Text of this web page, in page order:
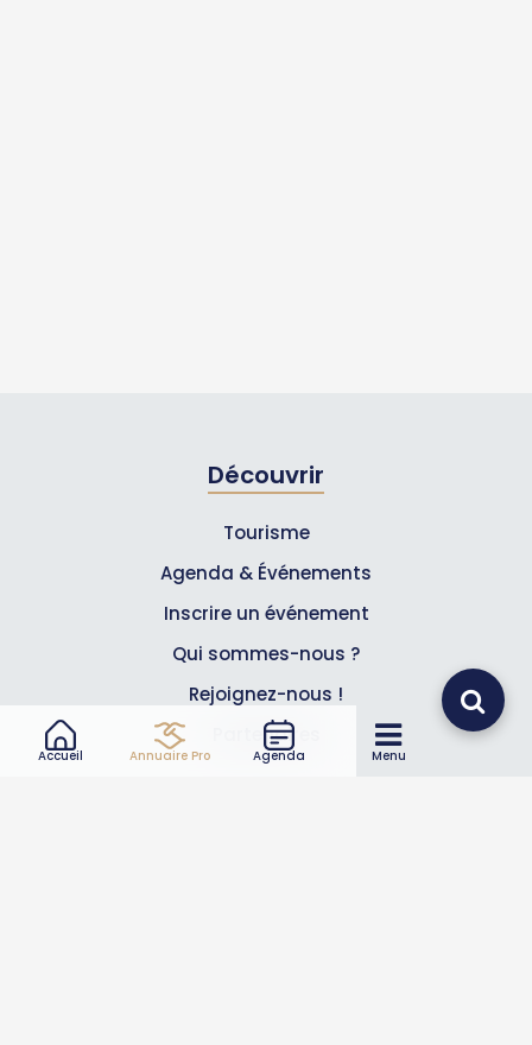
Accueil Annuaire Pro Agenda Menu
Découvrir
Tourisme
Agenda & Événements
Inscrire un événement
Qui sommes-nous ?
Rejoignez-nous !
Partenaires